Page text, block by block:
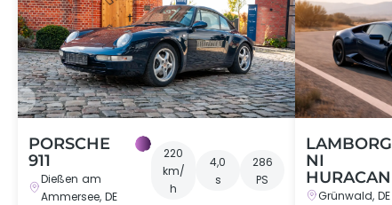
←
PORSCHE
911
Dießen am
Ammersee, DE
220
km/
h
4,0
s
286
PS
NI
HURACAN
Grünwald, DE